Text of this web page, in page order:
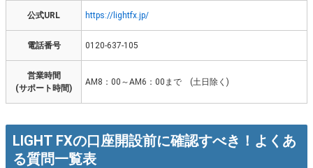
公式URL https://lightfx.jp/
電話番号 0120-637-105
営業時間
(サポート時間)
AM8：00～AM6：00まで (土日除く)
LIGHT FXの口座開設前に確認すべき！よくあ
る質問一覧表